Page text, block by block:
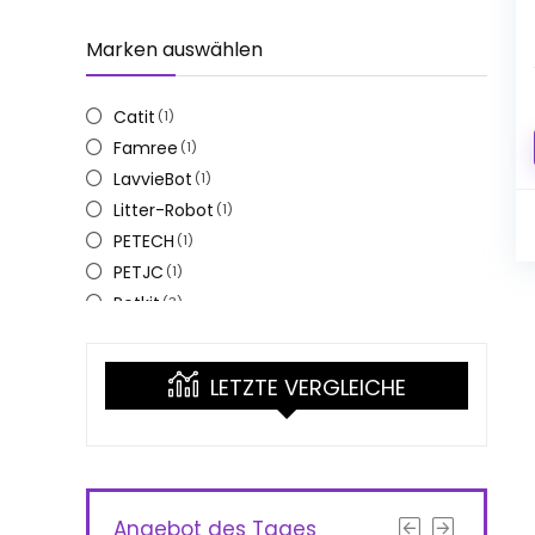
Schwarz(2)
Marken auswählen
Catit (1)
Famree (1)
LavvieBot (1)
Litter-Robot (1)
PETECH (1)
PETJC (1)
Petkit (3)
QJXX(1)
(1) LETZTE VERGLEICHE
Angebot des Tages